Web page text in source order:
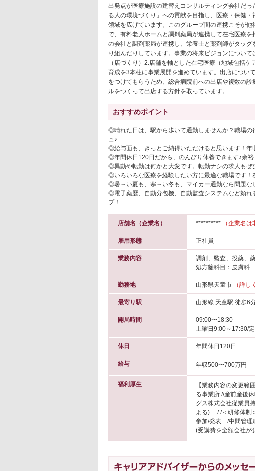
出発点が医療施設の建替えコンサルティング会社だっ
る人の環境づくり」への貢献を目指し、医療・保健・
領域を広げています。このグループ間の連携こそが他
で、有料老人ホームと調剤薬局が連携して在宅医療を
の会社と調剤薬局が連携し、栄養士と薬剤師がタッグ
り組んだりしています。事業の将来ビジョンについて
（店づくり）2.店舗を軸とした在宅医療（地域包括
育成を3本柱に事業展開を進めています。出店につい
をつけてもらうため、総合病院前への出店や複数の診
ルをつくって出店する方針を取っています。
おすすめポイント
◎晴れた日は、駅から歩いて通勤しませんか？職場の
ュ♪
◎給与面も、きっとご納得いただけると思います！年
◎年間休日120日だから、のんびり休養できます♪余
◎異動や転勤は何かと大変です。転勤ナシの求人もぜ
◎いろいろな医療を経験したい方に最適な職場です！
◎暑～い夏も、寒～い冬も、マイカー通勤なら問題な
◎電子薬歴、自動分包機、自動監査システムなど頼れ
プ！
店舗名（企業名） ********** （企業名は
雇用形態 正社員
業務内容
調剤、監査、投薬、
処方箋科目：皮膚科
勤務地 山形県天童市 （詳
最寄り駅 山形線 天童駅 徒歩6
開局時間
09:00〜18:30
土曜日9:00～17:30/
休日 年間休日120日
給与 年収500〜700万円
福利厚生
【業務内容の変更範
る事業所 //産前産後
グス株式会社従業員
よる) / /＜研修体制
参加/発表 /中間管理
(受講費を全額会社